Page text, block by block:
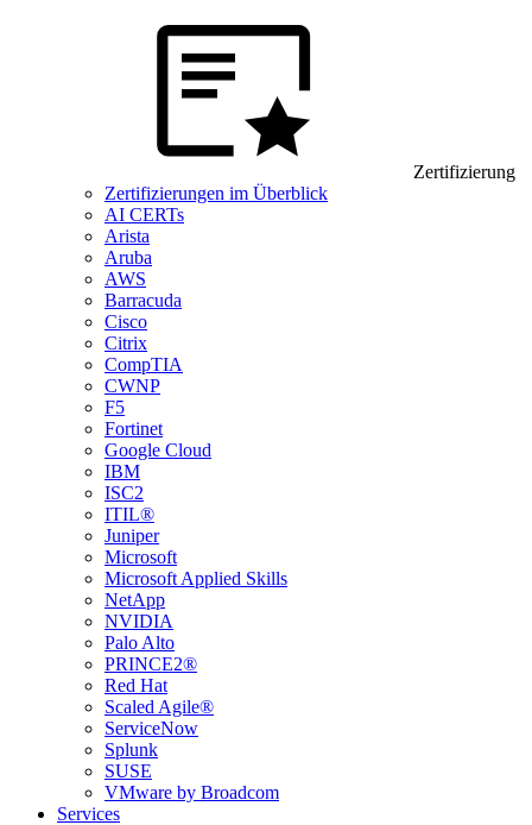
Zertifizierung
Zertifizierungen im Überblick
AI CERTs
Arista
Aruba
AWS
Barracuda
Cisco
Citrix
CompTIA
CWNP
F5
Fortinet
Google Cloud
IBM
ISC2
ITIL®
Juniper
Microsoft
Microsoft Applied Skills
NetApp
NVIDIA
Palo Alto
PRINCE2®
Red Hat
Scaled Agile®
ServiceNow
Splunk
SUSE
VMware by Broadcom
Services